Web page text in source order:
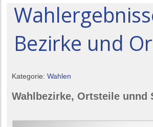
Bezirke und
Kategorie:Wahlen
Wahlbezirke, Ortsteile unnd